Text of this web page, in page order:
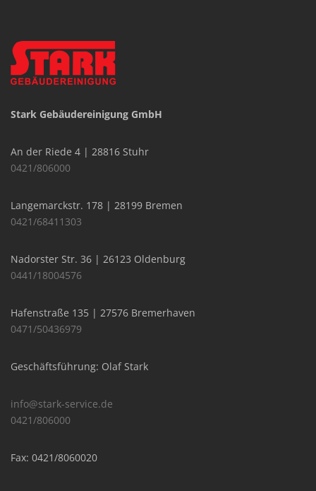
Stark Gebäudereinigung GmbH
An der Riede 4 | 28816 Stuhr
0421/806000
Langemarckstr. 178 | 28199 Bremen
0421/68411303
Nadorster Str. 36 | 26123 Oldenburg
0441/18004576
Hafenstraße 135 | 27576 Bremerhaven
0471/50436979
Geschäftsführung: Olaf Stark
info@stark-service.de
0421/806000
Fax: 0421/8060020